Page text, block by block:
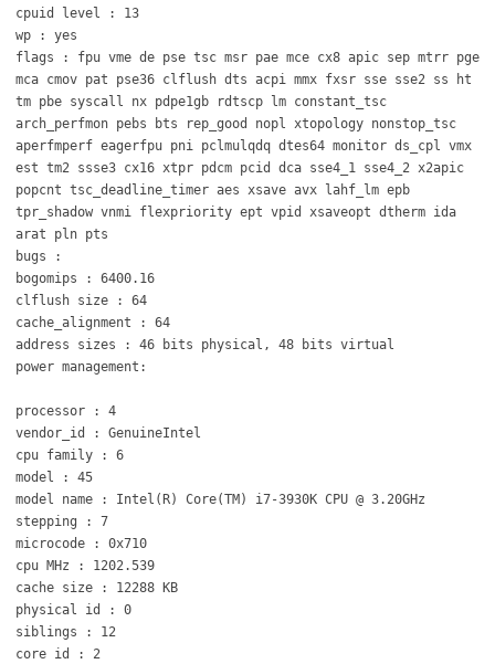
cpuid level : 13
wp : yes
flags : fpu vme de pse tsc msr pae mce cx8 apic sep mtrr pge
mca cmov pat pse36 clflush dts acpi mmx fxsr sse sse2 ss ht
tm pbe syscall nx pdpe1gb rdtscp lm constant_tsc
arch_perfmon pebs bts rep_good nopl xtopology nonstop_tsc
aperfmperf eagerfpu pni pclmulqdq dtes64 monitor ds_cpl vmx
est tm2 ssse3 cx16 xtpr pdcm pcid dca sse4_1 sse4_2 x2apic
popcnt tsc_deadline_timer aes xsave avx lahf_lm epb
tpr_shadow vnmi flexpriority ept vpid xsaveopt dtherm ida
arat pln pts
bugs :
bogomips : 6400.16
clflush size : 64
cache_alignment : 64
address sizes : 46 bits physical, 48 bits virtual
power management:
processor : 4
vendor_id : GenuineIntel
cpu family : 6
model : 45
model name : Intel(R) Core(TM) i7-3930K CPU @ 3.20GHz
stepping : 7
microcode : 0x710
cpu MHz : 1202.539
cache size : 12288 KB
physical id : 0
siblings : 12
core id : 2